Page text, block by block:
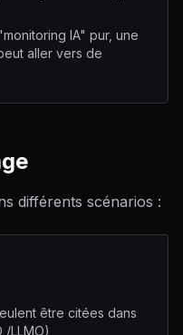
IA" pur, une
aller vers de
différents scénarios :
être citées dans
/LLMO)